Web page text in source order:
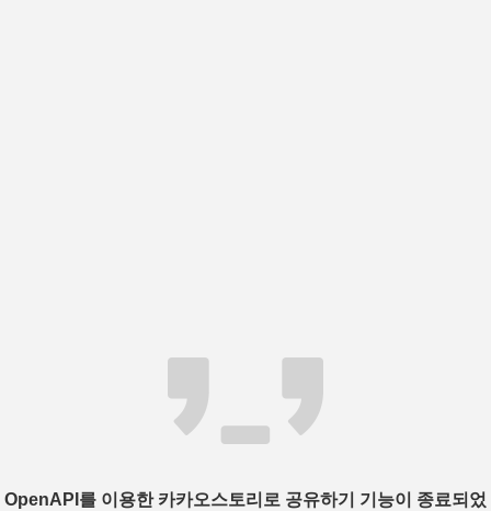
OpenAPI를 이용한 카카오스토리로 공유하기 기능이 종료되었